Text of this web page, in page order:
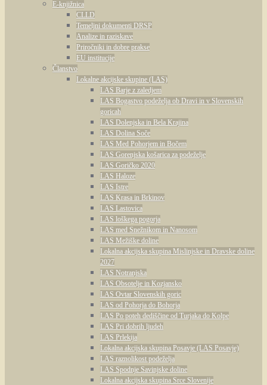
E-knjižnica
CLLD
Temeljni dokumenti DRSP
Analize in raziskave
Priročniki in dobre prakse
EU institucije
Članstvo
Lokalne akcijske skupine (LAS)
LAS Barje z zaledjem
LAS Bogastvo podeželja ob Dravi in v Slovenskih
goricah
LAS Dolenjska in Bela Krajina
LAS Dolina Soče
LAS Med Pohorjem in Bočem
LAS Gorenjska košarica za podeželje
LAS Goričko 2020
LAS Haloze
LAS Istre
LAS Krasa in Brkinov
LAS Lastovica
LAS loškega pogorja
LAS med Snežnikom in Nanosom
LAS Mežiške doline
Lokalna akcijska skupina Mislinjske in Dravske doline
2027
LAS Notranjska
LAS Obsotelje in Kozjansko
LAS Ovtar Slovenskih goric
LAS od Pohorja do Bohorja
LAS Po poteh dediščine od Turjaka do Kolpe
LAS Pri dobrih ljudeh
LAS Prlekija
Lokalna akcijska skupina Posavje (LAS Posavje)
LAS raznolikost podeželja
LAS Spodnje Savinjske doline
Lokalna akcijska skupina Srce Slovenije